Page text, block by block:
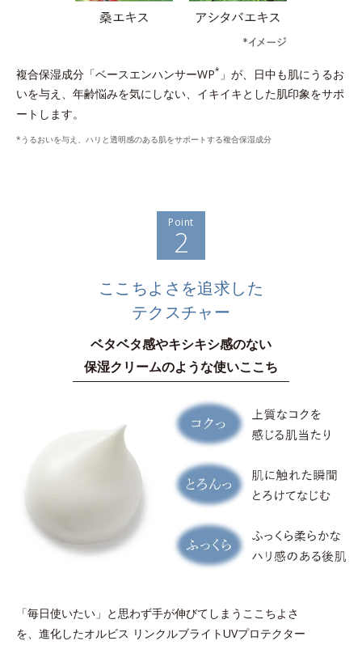
複合保湿成分「ベースエンハンサーWP* 」が、日中も肌にうるお
いを与え、年齢悩みを気にしない、イキイキとした肌印象をサポ
ートします。
*うるおいを与え、ハリと透明感のある肌をサポートする複合保湿成分
Point
2
ここちよさを追求した
テクスチャー
ベタベタ感やキシキシ感のない
保湿クリームのような使いここち
「毎日使いたい」と思わず手が伸びてしまうここちよさ
を、 進化したオルビス リンクルブライトUVプロテクター